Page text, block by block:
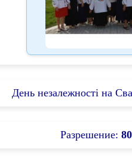
День незалежності на
Разрешение: